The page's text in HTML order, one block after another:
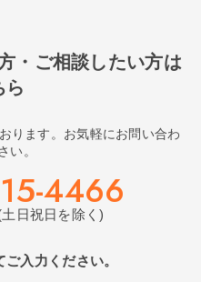
・ご相談したい方は
ら
ります。お気軽にお問い合わ
い。
4466
日祝日を除く)
入力ください。